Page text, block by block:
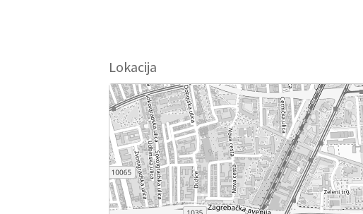
Lokacija